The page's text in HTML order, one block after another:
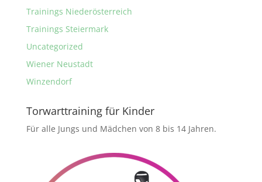
Trainings Niederösterreich
Trainings Steiermark
Uncategorized
Wiener Neustadt
Winzendorf
Torwarttraining für Kinder
Für alle Jungs und Mädchen von 8 bis 14 Jahren.